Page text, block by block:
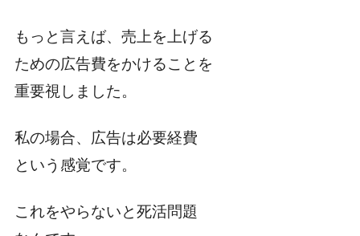
もっと言えば、売上を上げる
ための広告費をかけることを
重要視しました。
私の場合、広告は必要経費
という感覚です。
これをやらないと死活問題